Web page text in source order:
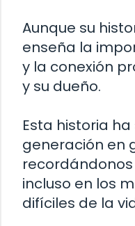
Aunque su
enseña la
y la conexión
y su dueño.
Esta historia
generación en
incluso en los
difíciles de la